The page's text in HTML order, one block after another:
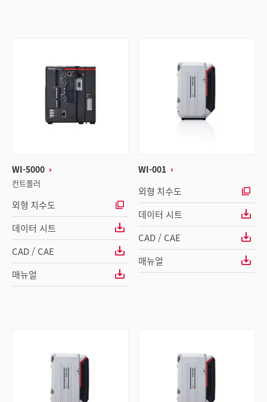
WI-5000
컨트롤러
외형 치수도
데이터 시트
CAD / CAE
매뉴얼
WI-001
외형 치수도
데이터 시트
CAD / CAE
매뉴얼